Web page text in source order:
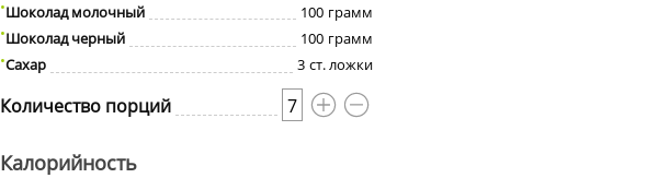
Шоколад молочный
100 грамм
Шоколад черный
100 грамм
Сахар
3 ст. ложки
Количество порций 7
Калорийность